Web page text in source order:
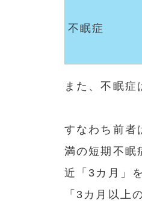
不眠症
また、不眠症
すなわち前者
満の短期不眠
近「3カ月」
「3カ月以上